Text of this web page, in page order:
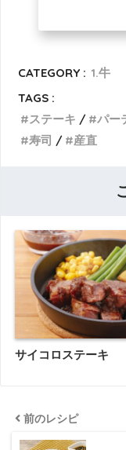
CATEGORY : 1.牛
TAGS :
ステーキ
パー
寿司
産直
サイコロステーキ
前のレシピ